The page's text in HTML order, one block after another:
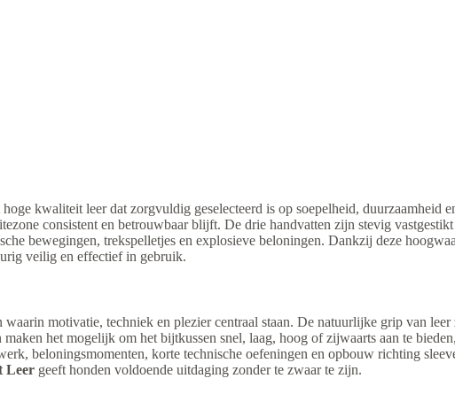
kwaliteit leer dat zorgvuldig geselecteerd is op soepelheid, duurzaamheid
consistent en betrouwbaar blijft. De drie handvatten zijn stevig vastgestikt
bewegingen, trekspelletjes en explosieve beloningen. Dankzij deze
veilig en effectief in gebruik.
motivatie, techniek en plezier centraal staan. De natuurlijke grip van leer
het mogelijk om het bijtkussen snel, laag, hoog of zijwaarts aan te bieden,
beloningsmomenten, korte technische oefeningen en opbouw richting
Leer geeft honden voldoende uitdaging zonder te zwaar te zijn.